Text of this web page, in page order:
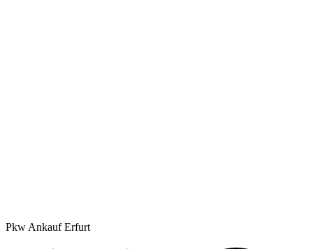
Pkw Ankauf Erfurt